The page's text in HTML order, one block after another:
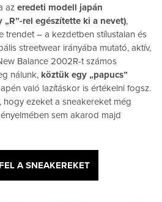
az eredeti modell japán
rel egészítette ki a nevet),
trendet – a kezdetben stílustalan és
streetwear irányába mutató, aktív,
Balance 2002R-t számos
nálunk, köztük egy „papucs”
való lazításkor is értékelni fogsz.
hogy ezeket a sneakereket még
sem akarod majd
A SNEAKEREKET